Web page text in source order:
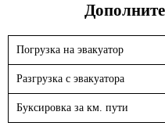
Погрузка на эвакуатор
Разгрузка с эвакуатора
Буксировка за км. пути